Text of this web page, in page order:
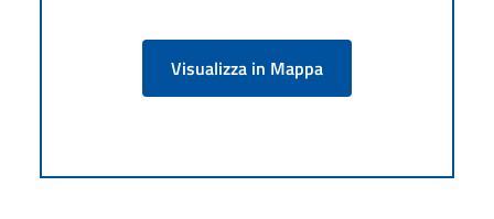
Visualizza in Mappa